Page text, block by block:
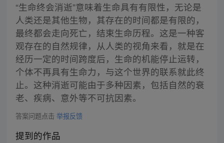
“生命终会消逝”意味着生命具有有限性，无论是
人类还是其他生物，其存在的时间都是有限的，
最终都会走向死亡，结束生命历程。这是一种客
观存在的自然规律，从人类的视角来看，就是在
经历一定的时间跨度后，生命的机能停止运转，
个体不再具有生命力，与这个世界的联系就此终
止。这种消逝可能由于多种因素，包括自然的衰
老、疾病、意外等不可抗因素。
答案问题点击 举报反馈
提到的作品